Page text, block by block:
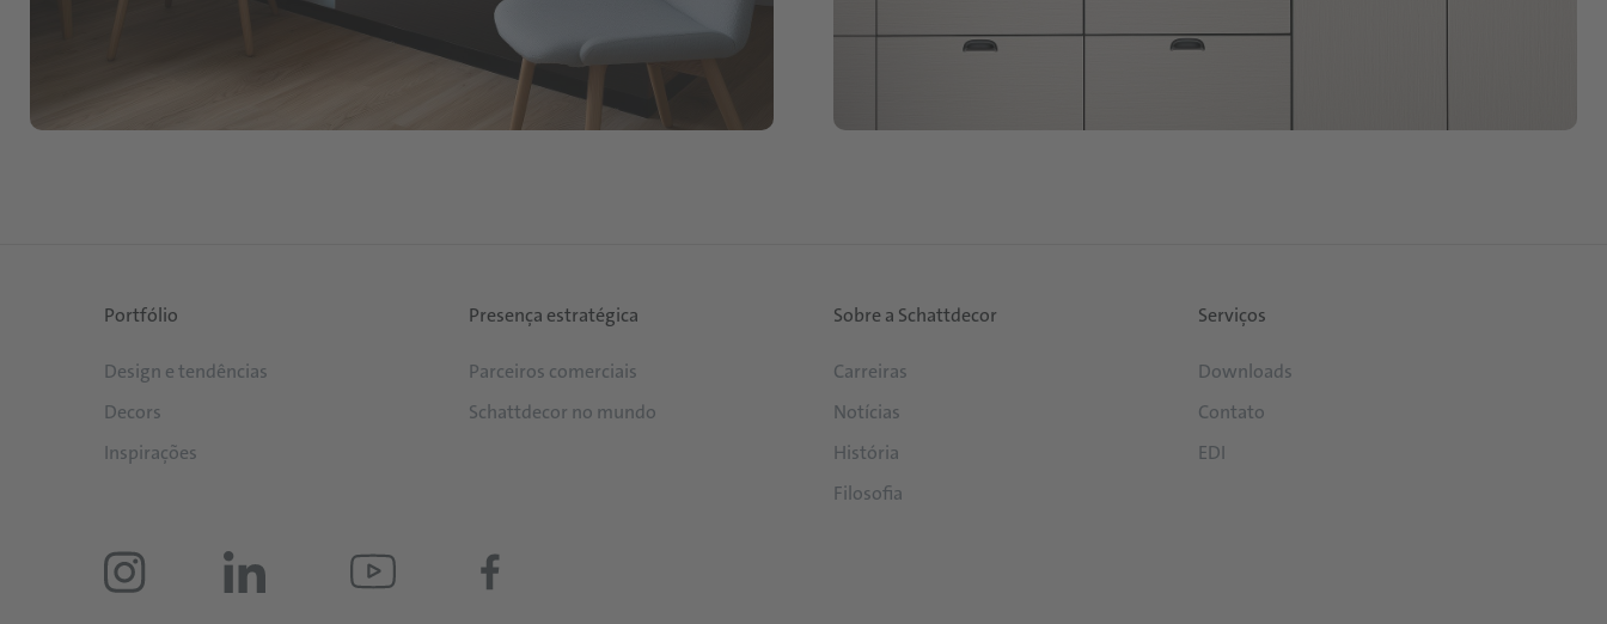
Portfólio
Design e tendências
Decors
Inspirações
Presença estratégica
Parceiros comerciais
Schattdecor no mundo
Sobre a Schattdecor
Carreiras
Notícias
História
Filosofia
Serviços
Downloads
Contato
EDI